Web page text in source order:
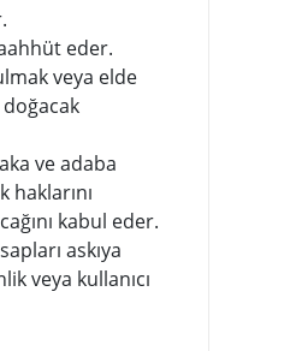
eder.
veya elde
ve adaba
haklarını
kabul eder.
askıya
veya kullanıcı